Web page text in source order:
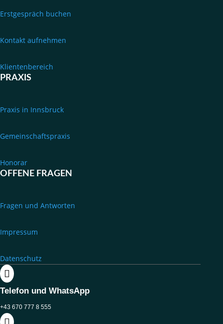
Erstgespräch buchen
Kontakt aufnehmen
Klientenbereich
PRAXIS
Praxis in Innsbruck
Gemeinschaftspraxis
Honorar
OFFENE FRAGEN
Fragen und Antworten
Impressum
Datenschutz

Telefon und WhatsApp
+43 670 777 8 555